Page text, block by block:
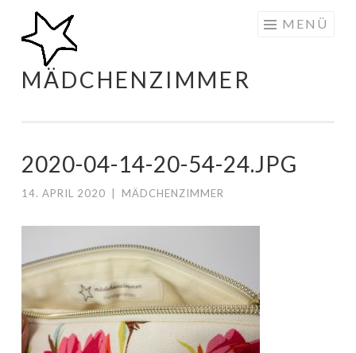
Zum
Inhalt
springen
MÄDCHENZIMMER
MENÜ
2020-04-14-20-54-24.JPG
14. APRIL 2020 MÄDCHENZIMMER